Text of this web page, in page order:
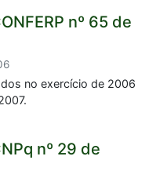
nº 65 de
no exercício de 2006
nº 29 de